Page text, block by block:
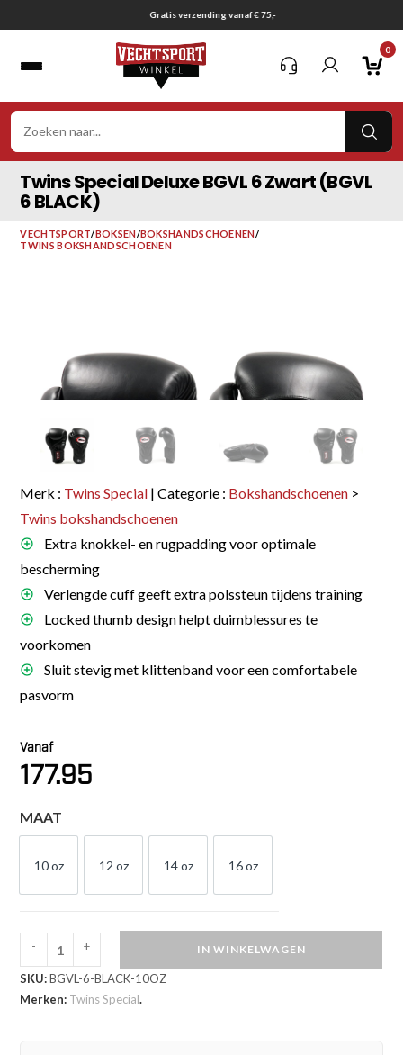
naar
Gratis verzending vanaf € 75,-
0
Twins Special Deluxe BGVL 6 Zwart (BGVL
6 BLACK)
VECHTSPORT/BOKSEN/BOKSHANDSCHOENEN/
TWINS BOKSHANDSCHOENEN
Merk : Twins Special | Categorie : Bokshandschoenen >
Twins bokshandschoenen
Extra knokkel- en rugpadding voor optimale
bescherming
Verlengde cuff geeft extra polssteun tijdens training
Locked thumb design helpt duimblessures te
voorkomen
Sluit stevig met klittenband voor een comfortabele
pasvorm
Vanaf
177.95
MAAT
10 oz
10 OZ
12 oz
12 OZ
14 oz
14 OZ
16 oz
16 OZ
Special
Deluxe
- + IN WINKELWAGEN
SKU:BGVL-6-BLACK-10OZ
Merken: Twins Special.